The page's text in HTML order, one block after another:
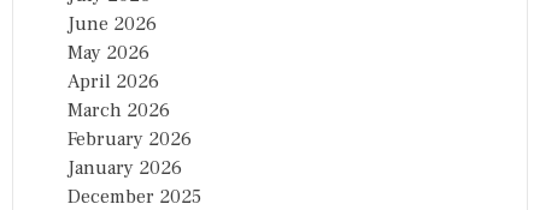
June 2026
May 2026
April 2026
March 2026
February 2026
January 2026
December 2025